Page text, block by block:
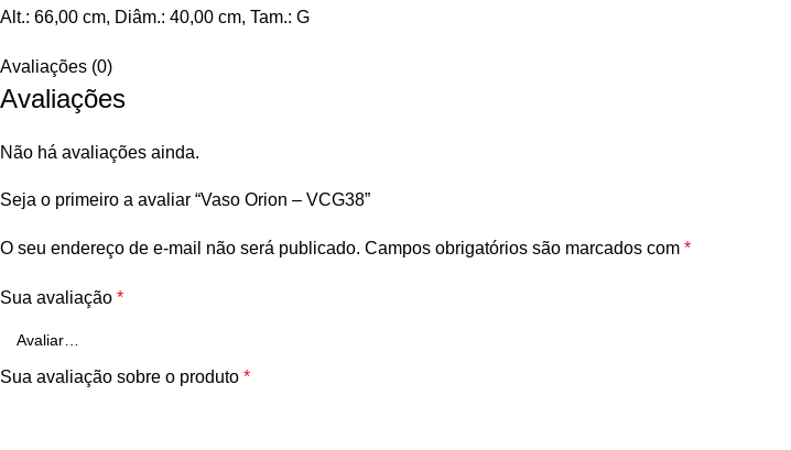
Alt.: 66,00 cm, Diâm.: 40,00 cm, Tam.: G
Avaliações (0)
Avaliações
Não há avaliações ainda.
Seja o primeiro a avaliar “Vaso Orion – VCG38”
O seu endereço de e-mail não será publicado. Campos obrigatórios são marcados com *
Sua avaliação *
Sua avaliação sobre o produto *